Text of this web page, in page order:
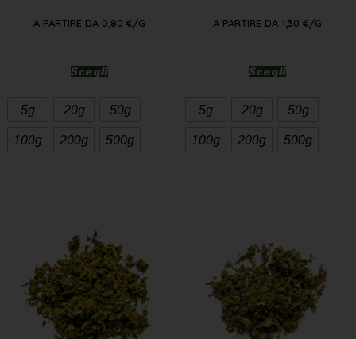
A PARTIRE DA 0,80 €/G
Scegli
5g 20g 50g
100g 200g 500g
A PARTIRE DA 1,30 €/G
Scegli
5g 20g 50g
100g 200g 500g